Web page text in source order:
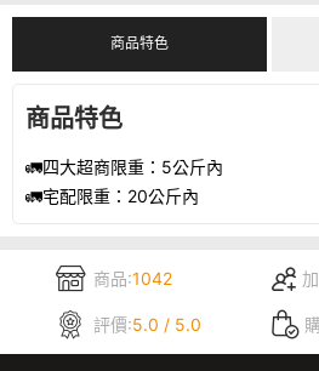
商品特色
商品特色
🚛四大超商限重：5公斤內
🚛宅配限重：20公斤內
商品:1042
評價:5.0 / 5.0